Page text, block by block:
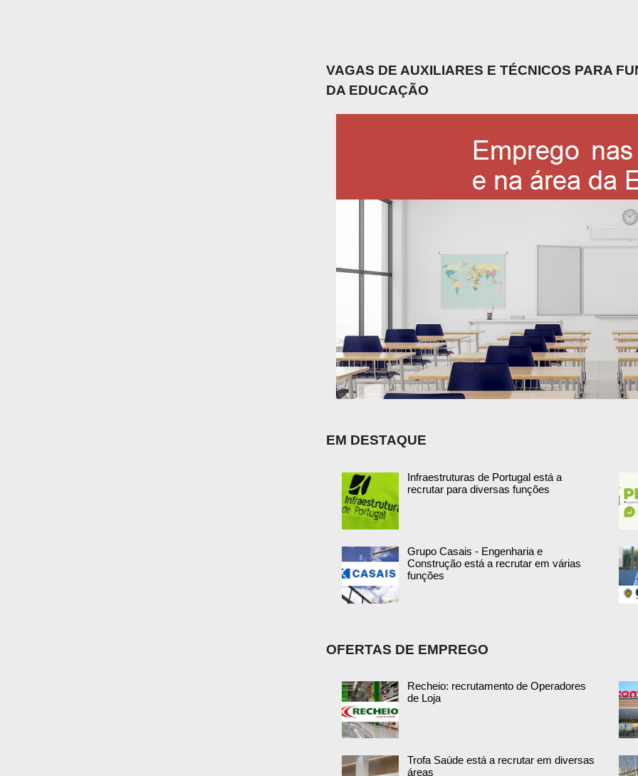
VAGAS DE AUXILIARES E TÉCNICOS PARA
DA EDUCAÇÃO
EM DESTAQUE
Infraestruturas de Portugal está a
recrutar para diversas funções
Grupo Casais - Engenharia e
Construção está a recrutar em várias
funções
OFERTAS DE EMPREGO
Recheio: recrutamento de Operadores
de Loja
Trofa Saúde está a recrutar em diversas
áreas